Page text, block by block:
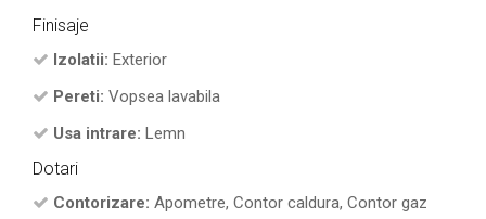
Finisaje
Izolatii: Exterior
Pereti: Vopsea lavabila
Usa intrare: Lemn
Dotari
Contorizare: Apometre, Contor caldura, Contor gaz